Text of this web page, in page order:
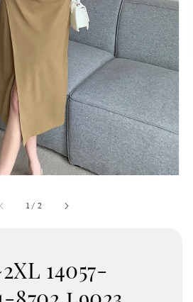
1 / 2
14057-